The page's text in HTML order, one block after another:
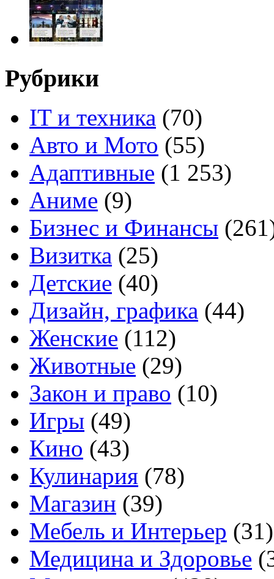
Рубрики
IT и техника (70)
Авто и Мото (55)
Адаптивные (1 253)
Аниме (9)
Бизнес и Финансы
Визитка (25)
Детские (40)
Дизайн, графика (44)
Женские (112)
Животные (29)
Закон и право (10)
Игры (49)
Кино (43)
Кулинария (78)
Магазин (39)
Мебель и Интерьер (31)
Медицина и Здоровье